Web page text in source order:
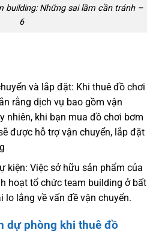
building: Những sai lầm cần tránh –
6
và lắp đặt: Khi thuê đồ chơi
rằng dịch vụ bao gồm vận
nhiên, khi bạn mua đồ chơi bơm
được hỗ trợ vận chuyển, lắp đặt
kiện: Việc sở hữu sản phẩm của
hoạt tổ chức team building ở bất
lo lắng về vấn đề vận chuyển.
dự phòng khi thuê đồ